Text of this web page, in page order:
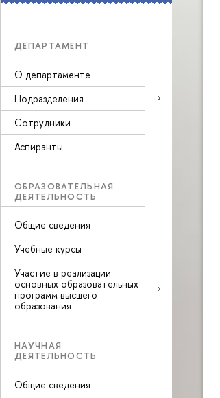
ДЕПАРТАМЕНТ
О департаменте
Подразделения
Сотрудники
Аспиранты
ОБРАЗОВАТЕЛЬНАЯ
ДЕЯТЕЛЬНОСТЬ
Общие сведения
Учебные курсы
Участие в реализации
основных образовательных
программ высшего
образования
НАУЧНАЯ
ДЕЯТЕЛЬНОСТЬ
Общие сведения